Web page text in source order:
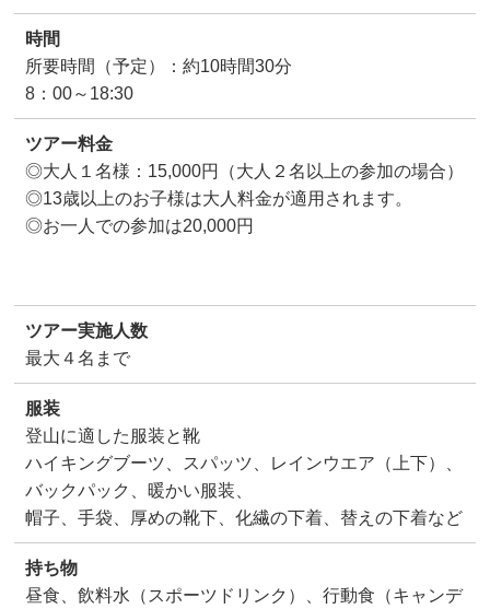
時間
所要時間（予定）：約10時間30分
8：00～18:30
ツアー料金
◎大人１名様：15,000円（大人２名以上の参加の場合）
◎13歳以上のお子様は大人料金が適用されます。
◎お一人での参加は20,000円
ツアー実施人数
最大４名まで
服装
登山に適した服装と靴
ハイキングブーツ、スパッツ、レインウエア（上下）、
バックパック、暖かい服装、
帽子、手袋、厚めの靴下、化繊の下着、替えの下着など
持ち物
昼食、飲料水（スポーツドリンク）、行動食（キャンデ